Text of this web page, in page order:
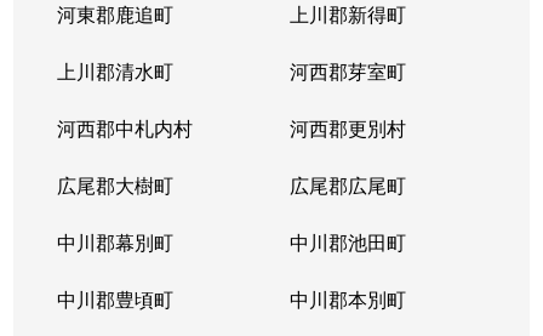
河東郡鹿追町 上川郡新得町
上川郡清水町 河西郡芽室町
河西郡中札内村 河西郡更別村
広尾郡大樹町 広尾郡広尾町
中川郡幕別町 中川郡池田町
中川郡豊頃町 中川郡本別町